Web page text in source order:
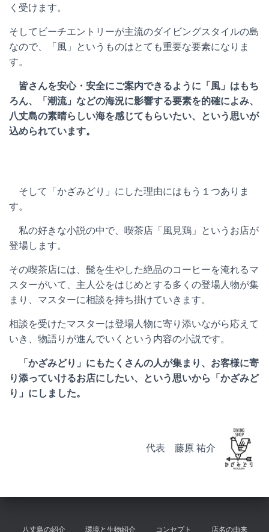
く受けます。
そしてビーチエントリーが主流のダイビングスタイルの島
なので、「風」というものはとても重要な要素になりま
す。
皆さんを安心・安全にご案内できるように「風」はもち
ろん、「潮流」などの海況に影響する要素を的確によみ、
八丈島の素晴らしい海を感じてもらいたい、という思いが
込められています。
そして「かざみどり」にした理由にはもう１つありま
す。
私の好きな小説の中で、喫茶店「風見鶏」というお店が
登場します。
その喫茶店には、髭を生やした絶品のコーヒーを淹れるマ
スターがいて、主人公をはじめとする多くの登場人物が集
まり、マスターに相談を持ち掛けていきます。
相談を受けたマスターは登場人物に寄り添いながら応えて
いき、物語りが進んでいくという内容の小説です。
「かざみどり」にもたくさんの人が集まり、お客様に寄
り添っていけるお店にしたい、という思いから「かざみど
り」にしました。
代表 藤原 祐介
八丈島の紹介 環境と生物紹介 コンセプト 店名の由来